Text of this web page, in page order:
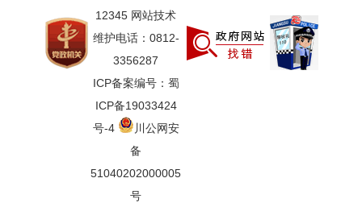
12345 网站技术
维护电话：0812-
3356287
ICP备案编号：蜀
ICP备19033424
号-4
川公网安
备
51040202000005
号